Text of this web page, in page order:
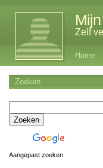
Zelf
Home
Zoeken
Aangepast zoeken